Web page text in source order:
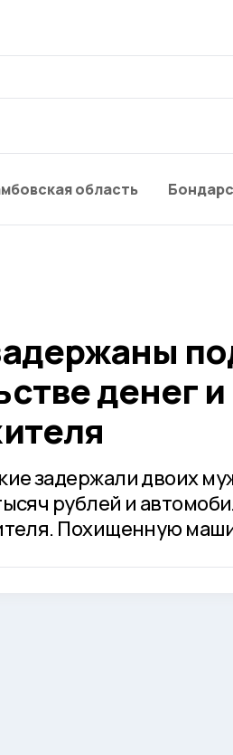
область
денег
задержали двоих
рублей и
Похищенную